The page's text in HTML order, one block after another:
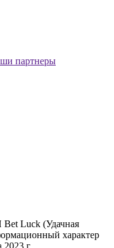
партнеры
Luck (Удачная
характер